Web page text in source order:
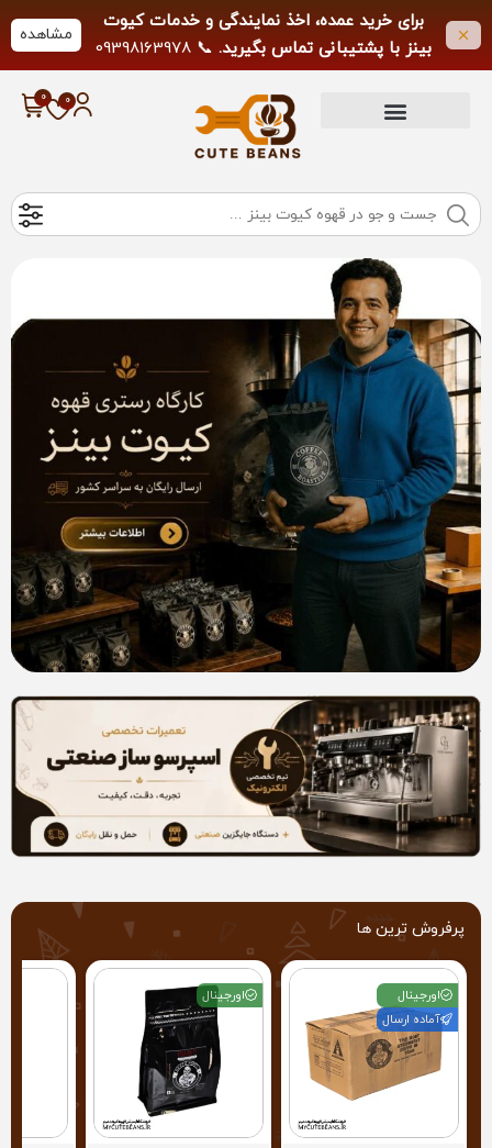
برای خرید عمده، اخذ نمایندگی و خدمات کیوت
بینز با پشتیبانی تماس بگیرید. 📞 09398163978
لطفاً از تماس خارج از ساعات کاری خودداری
فرمایید.
مشاهده
پرفروش ترین ها
اورجینال
آماده ارسال
اورجینال